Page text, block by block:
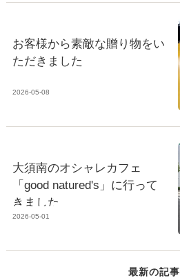
お客様から素敵な贈り物をい
ただきました
2026-05-08
大須南のオシャレカフェ
「good natured's」に行って
きました
2026-05-01
最新の記事